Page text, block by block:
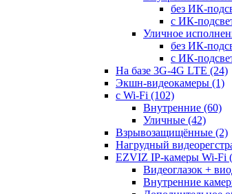
без ИК-
с ИК-
Уличное
без ИК-
с ИК-
На базе 3G-4G LTE (24)
Экшн-видеокамеры (1)
с Wi-Fi (102)
Внутренние (60)
Уличные (42)
Взрывозащищённые (2)
Нагрудный
EZVIZ IP-камеры Wi-Fi
Видеоглазок +
Внутренние